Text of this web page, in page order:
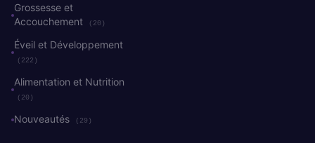
Grossesse et
Accouchement
(20)
Éveil et Développement
(222)
Alimentation et Nutrition
(20)
Nouveautés (29)